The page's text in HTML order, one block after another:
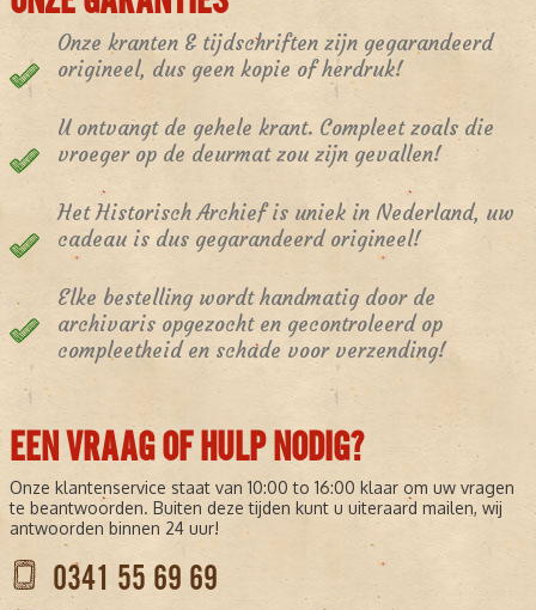
Onze kranten & tijdschriften zijn gegarandeerd
origineel, dus geen kopie of herdruk!
U ontvangt de gehele krant. Compleet zoals die
vroeger op de deurmat zou zijn gevallen!
Het Historisch Archief is uniek in Nederland, uw
cadeau is dus gegarandeerd origineel!
Elke bestelling wordt handmatig door de
archivaris opgezocht en gecontroleerd op
compleetheid en schade voor verzending!
EEN VRAAG OF HULP NODIG?
Onze klantenservice staat van 10:00 to 16:00 klaar om uw vragen
te beantwoorden. Buiten deze tijden kunt u uiteraard mailen, wij
antwoorden binnen 24 uur!
0341 55 69 69